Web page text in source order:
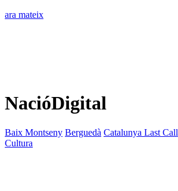
ara mateix
NacióDigital
Baix Montseny Berguedà Catalunya Last Call
Cultura